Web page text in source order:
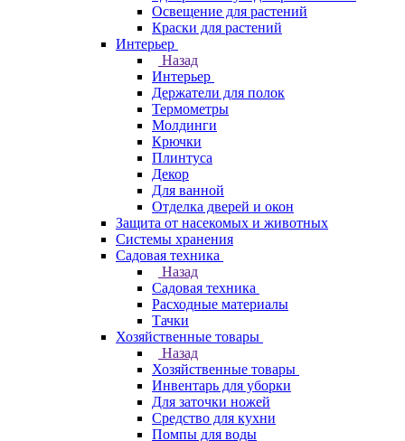
Освещение для растений
Краски для растений
Интерьер
Назад
Интерьер
Держатели для полок
Термометры
Молдинги
Крючки
Плинтуса
Декор
Для ванной
Отделка дверей и окон
Защита от насекомых и животных
Системы хранения
Садовая техника
Назад
Садовая техника
Расходные материалы
Тачки
Хозяйственные товары
Назад
Хозяйственные товары
Инвентарь для уборки
Для заточки ножей
Средство для кухни
Помпы для воды